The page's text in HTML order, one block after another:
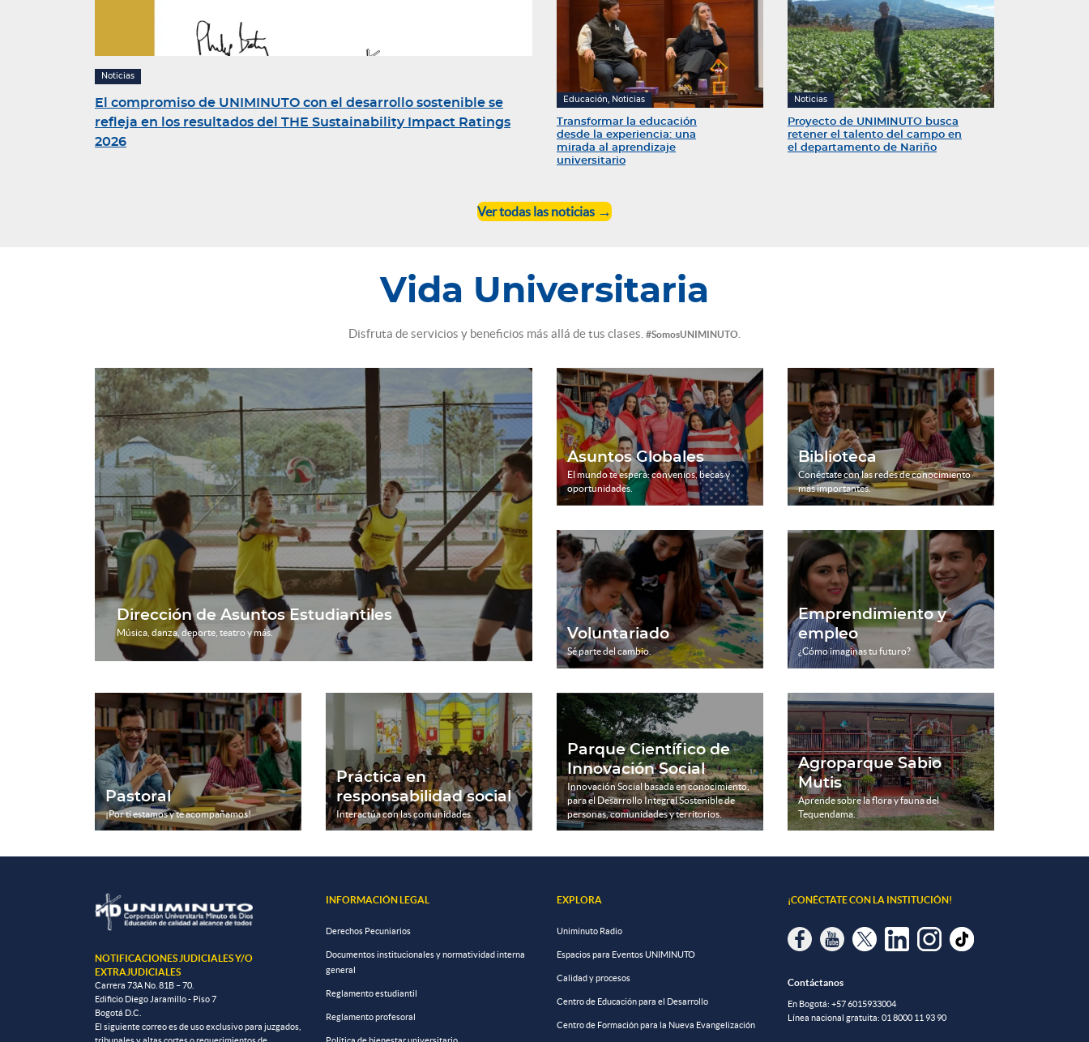
Noticias
El compromiso de UNIMINUTO con el desarrollo sostenible se
refleja en los resultados del THE Sustainability Impact Ratings
2026
Educación, Noticias
Transformar la educación
desde la experiencia: una
mirada al aprendizaje
universitario
Noticias
Proyecto de UNIMINUTO busca
retener el talento del campo en
el departamento de Nariño
Ver todas las noticias
Vida Universitaria
Disfruta de servicios y beneficios más allá de tus clases. #SomosUNIMINUTO
Dirección de Asuntos Estudiantiles
Música, danza, deporte, teatro y más.
Asuntos Globales
El mundo te espera: convenios, becas y
oportunidades.
Biblioteca
Conéctate con las redes de conocimiento
más importantes.
Voluntariado
Sé parte del cambio.
Emprendimiento y
empleo
¿Cómo imaginas tu futuro?
Pastoral
¡Por ti estamos y te acompañamos!
Práctica en
responsabilidad social
Interactúa con las comunidades.
Parque Científico de
Innovación Social
Innovación Social basada en conocimiento,
para el Desarrollo Integral Sostenible de
personas, comunidades y territorios.
Agroparque Sabio
Mutis
Aprende sobre la flora y fauna del
Tequendama.
NOTIFICACIONES JUDICIALES Y/O
EXTRAJUDICIALES
Carrera 73A No. 81B – 70.
Edificio Diego Jaramillo - Piso 7
Bogotá D.C.
El siguiente correo es de uso exclusivo para juzgados,
INFORMACIÓN LEGAL
Derechos Pecuniarios
Documentos institucionales y normatividad interna
general
Reglamento estudiantil
Reglamento profesoral
EXPLORA
Uniminuto Radio
Espacios para Eventos UNIMINUTO
Calidad y procesos
Centro de Educación para el Desarrollo
Centro de Formación para la Nueva Evangelización
¡CONÉCTATE CON LA INSTITUCIÓN!
Contáctanos
En Bogotá: +57 6015933004
Línea nacional gratuita: 01 8000 11 93 90